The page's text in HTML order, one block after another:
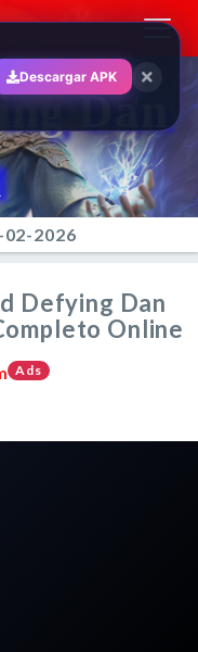
Dan
02-2026
Defying Dan
Online
Ads
Descargar APK